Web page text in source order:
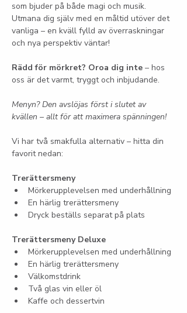
som bjuder på både magi och musik.
Utmana dig själv med en måltid utöver det
vanliga – en kväll fylld av överraskningar
och nya perspektiv väntar!
Rädd för mörkret? Oroa dig inte – hos
oss är det varmt, tryggt och inbjudande.
Menyn? Den avslöjas först i slutet av
kvällen – allt för att maximera spänningen!
Vi har två smakfulla alternativ – hitta din
favorit nedan:
Trerättersmeny
Mörkerupplevelsen med underhållning
En härlig trerättersmeny
Dryck beställs separat på plats
Trerättersmeny Deluxe
Mörkerupplevelsen med underhållning
En härlig trerättersmeny
Välkomstdrink
Två glas vin eller öl
Kaffe och dessertvin